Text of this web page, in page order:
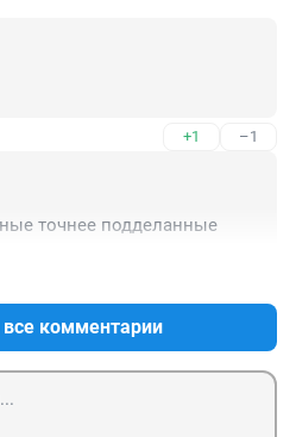
+1 –1
точнее подделанные
все комментарии